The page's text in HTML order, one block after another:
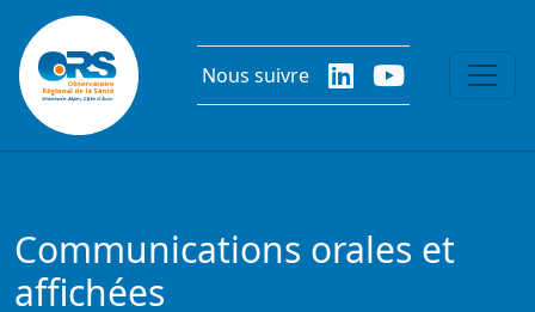
Aller au contenu principal
Nous suivre
Communications orales et
affichées